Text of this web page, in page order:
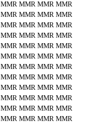
MMR MMR MMR MMR
MMR MMR MMR MMR
MMR MMR MMR MMR
MMR MMR MMR MMR
MMR MMR MMR MMR
MMR MMR MMR MMR
MMR MMR MMR MMR
MMR MMR MMR MMR
MMR MMR MMR MMR
MMR MMR MMR MMR
MMR MMR MMR MMR
MMR MMR MMR MMR